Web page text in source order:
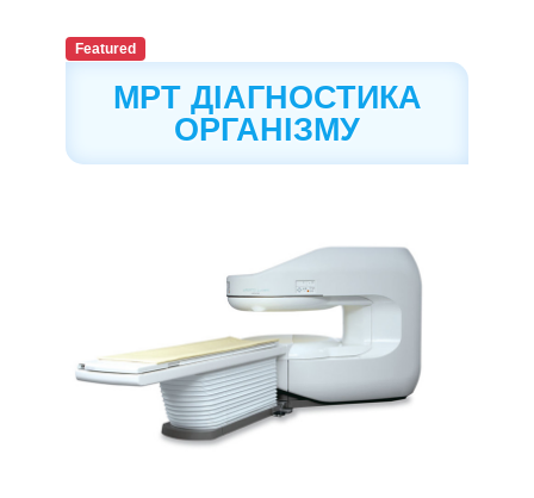
Featured
МРТ ДІАГНОСТИКА
ОРГАНІЗМУ